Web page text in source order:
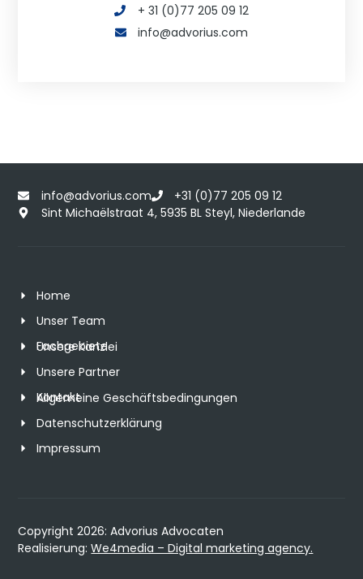
+ 31 (0)77 205 09 12
info@advorius.com
info@advorius.com
+31 (0)77 205 09 12
Sint Michaëlstraat 4, 5935 BL Steyl, Niederlande
Home
Unser Team
Fachgebiete
Unsere Kanzlei
Unsere Partner
Kontakt
Allgemeine Geschäftsbedingungen
Datenschutzerklärung
Impressum
Copyright 2026: Advorius Advocaten
Realisierung:We4media – Digital marketing agency.